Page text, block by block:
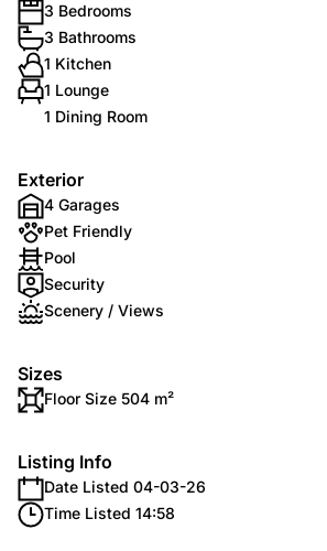
3 Bedrooms
3 Bathrooms
1 Kitchen
1 Lounge
1 Dining Room
Exterior
4 Garages
Pet Friendly
Pool
Security
Scenery / Views
Sizes
Floor Size 504 m²
Listing Info
Date Listed 04-03-26
Time Listed 14:58